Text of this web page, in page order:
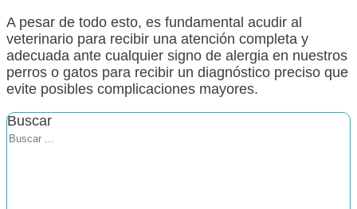
A pesar de todo esto, es fundamental acudir al
veterinario para recibir una atención completa y
adecuada ante cualquier signo de alergia en nuestros
perros o gatos para recibir un diagnóstico preciso que
evite posibles complicaciones mayores.
Buscar